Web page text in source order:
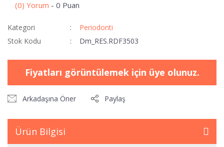
(0) Yorum - 0 Puan
Kategori
Periodonti
Stok Kodu
Dm_RES.RDF3503
Fiyatları görüntülemek için üye olunuz.
Arkadaşına Öner Paylaş
Ürün Bilgisi